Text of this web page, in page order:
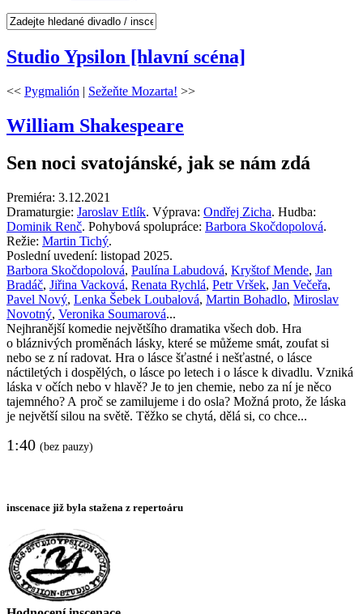
Studio Ypsilon [hlavní scéna]
<< Pygmalión | Sežeňte Mozarta! >>
William Shakespeare
Sen noci svatojánské, jak se nám zdá
Premiéra: 3.12.2021
Dramaturgie: Jaroslav Etlík. Výprava: Ondřej Zicha. Hudba:
Dominik Renč. Pohybová spolupráce: Barbora Skočdopolová.
Režie: Martin Tichý.
Poslední uvedení: listopad 2025.
Barbora Skočdopolová, Paulína Labudová, Kryštof Mende, Jan
Bradáč, Jiřina Vacková, Renata Rychlá, Petr Vršek, Jan Večeřa,
Pavel Nový, Lenka Šebek Loubalová, Martin Bohadlo, Miroslav
Novotný, Veronika Soumarová...
Nejhranější komedie největšího dramatika všech dob. Hra
o bláznivých proměnách lásky, které se můžeme smát, zoufat si
nebo se z ní radovat. Hra o lásce šťastné i nešťastné, o lásce
náctiletých i dospělých, o lásce po letech i o lásce k divadlu. Vzniká
láska v očích nebo v hlavě? Je to jen chemie, nebo za ní je něco
tajemného? A proč se zamilujeme i do osla? Možná proto, že láska
je největší silou na světě. Těžko se chytá, dělá si, co chce...
1:40 (bez pauzy)
inscenace již byla stažena z repertoáru